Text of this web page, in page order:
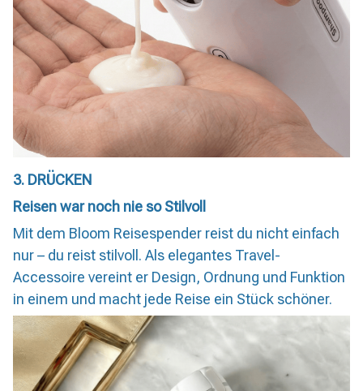
3. DRÜCKEN
Reisen war noch nie so Stilvoll
Mit dem Bloom Reisespender reist du nicht einfach
nur – du reist stilvoll. Als elegantes Travel-
Accessoire vereint er Design, Ordnung und Funktion
in einem und macht jede Reise ein Stück schöner.